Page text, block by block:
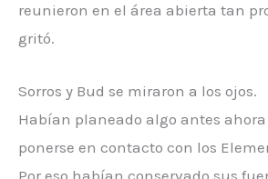
reunieron en el área abierta tan
gritó.
Sorros y Bud se miraron a los ojos.
Habían planeado algo antes
ponerse en contacto con los